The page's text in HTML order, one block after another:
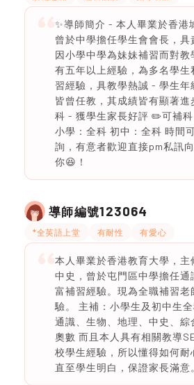
✨導師簡介 - 本人畢業於香港
曾於中學擔任學生會會長，
因小學中學為妹妹補習而對
有五年以上經驗，為多名學生
習經驗，具教學熱誠 - 學生年
皆曾任教，其成績皆有顯著進
科 - 獲學生家長好評 ✏️可補科
小學：全科 初中：全科 時間
詢，有意者歡迎直接pm私訊
你😆！
導師編號123064
*全英語上堂 有耐性 有愛心
本人畢業於香港教育大學，主
中史，曾於屯門區中學擔任通
富補習經驗。現為全職補習老
驗。 主補：小學生及初中生全
通識、生物、地理、中史、綜
奧數 而且本人具有相關教導
校學生經驗，所以懂得如何耐
直至學生明白，保證家長滿意。